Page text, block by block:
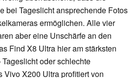
bei Tageslicht ansprechende Fotos
ermöglichen. Alle vier
aber eine Unschärfe an den
Find X8 Ultra hier am stärksten
oder schlechte
Vivo X200 Ultra profitiert von